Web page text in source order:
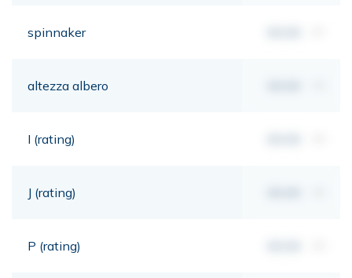
spinnaker
altezza albero
I (rating)
J (rating)
P (rating)